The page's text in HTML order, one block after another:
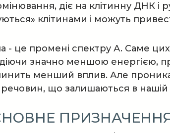
діє на клітинну ДНК і
клітинами і можуть
- це промені спектру А. Саме
значно меншою енергією,
менший вплив. Але
що залишаються в нашій